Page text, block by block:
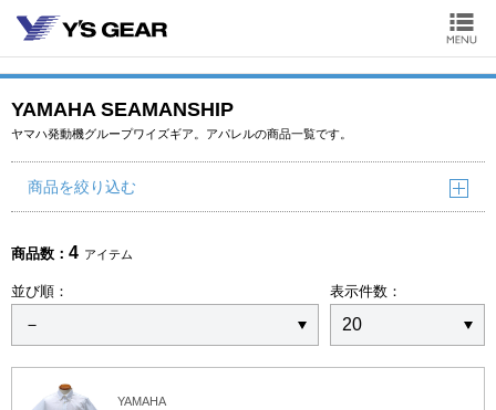
YAMAHA SEAMANSHIP
ヤマハ発動機グループワイズギア。アパレルの商品一覧です。
商品を絞り込む
商品数： 4 アイテム
並び順： 表示件数：
YAMAHA